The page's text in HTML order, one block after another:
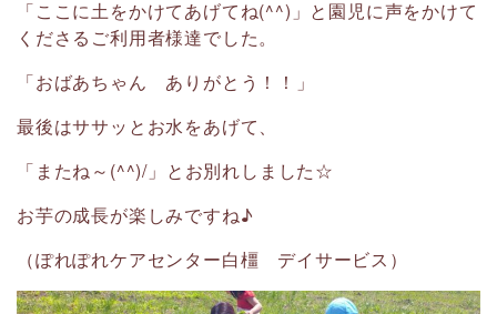
「ここに土をかけてあげてね(^^)」と園児に声をかけて
くださるご利用者様達でした。
「おばあちゃん ありがとう！！」
最後はササッとお水をあげて、
「またね～(^^)/」とお別れしました☆
お芋の成長が楽しみですね♪
（ぽれぽれケアセンター白橿 デイサービス）